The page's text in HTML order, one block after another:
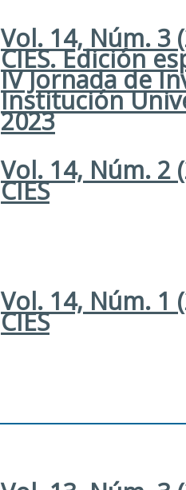
Vol. 14, Núm. 3
CIES. Edición
IV Jornada de
Institución
2023
Vol. 14, Núm. 2
CIES
Vol. 14, Núm. 1
CIES